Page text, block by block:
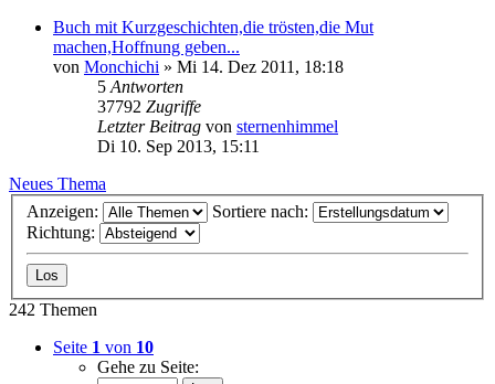
Buch mit Kurzgeschichten,die trösten,die Mut
machen,Hoffnung geben...
von Monchichi » Mi 14. Dez 2011, 18:18
5 Antworten
37792 Zugriffe
Letzter Beitrag von sternenhimmel
Di 10. Sep 2013, 15:11
Neues Thema
Anzeigen:
Sortiere nach:
Richtung:
242 Themen
Seite 1 von 10
Gehe zu Seite: